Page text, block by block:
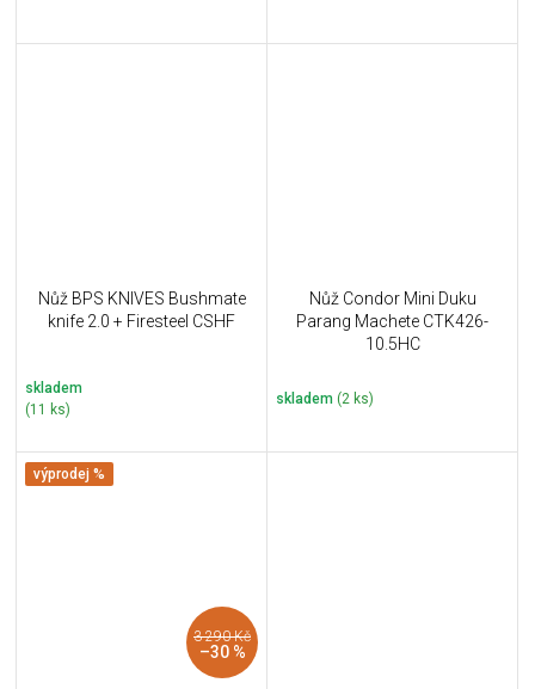
Nůž BPS KNIVES Bushmate
knife 2.0 + Firesteel CSHF
skladem
(11 ks)
Nůž Condor Mini Duku
Parang Machete CTK426-
10.5HC
skladem (2 ks)
výprodej %
3 290 Kč
–30 %